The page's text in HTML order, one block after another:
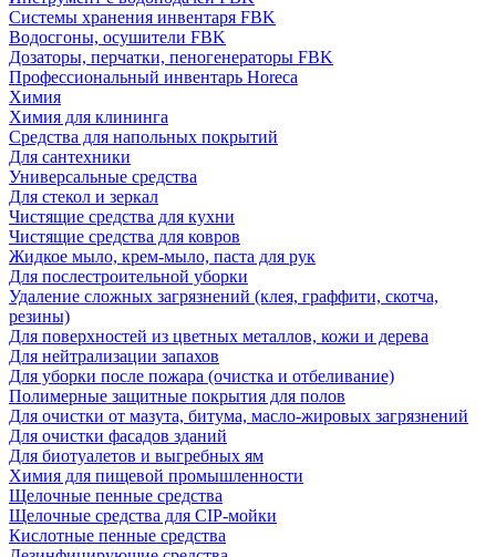
Системы хранения инвентаря FBK
Водосгоны, осушители FBK
Дозаторы, перчатки, пеногенераторы FBK
Профессиональный инвентарь Horeca
Химия
Химия для клининга
Средства для напольных покрытий
Для сантехники
Универсальные средства
Для стекол и зеркал
Чистящие средства для кухни
Чистящие средства для ковров
Жидкое мыло, крем-мыло, паста для рук
Для послестроительной уборки
Удаление сложных загрязнений (клея, граффити, скотча,
резины)
Для поверхностей из цветных металлов, кожи и дерева
Для нейтрализации запахов
Для уборки после пожара (очистка и отбеливание)
Полимерные защитные покрытия для полов
Для очистки от мазута, битума, масло-жировых загрязнений
Для очистки фасадов зданий
Для биотуалетов и выгребных ям
Химия для пищевой промышленности
Щелочные пенные средства
Щелочные средства для CIP-мойки
Кислотные пенные средства